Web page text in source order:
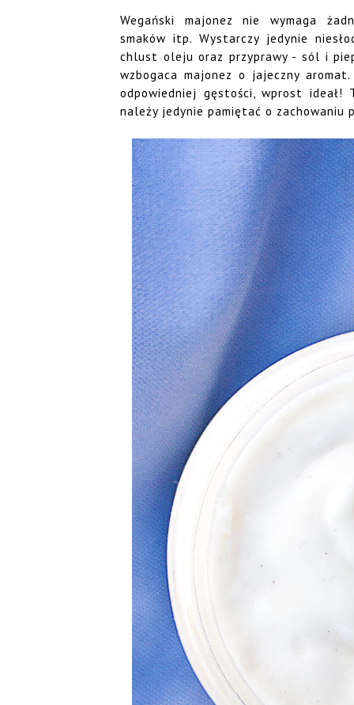
Wegański majonez nie wymaga
smaków itp. Wystarczy jedynie
chlust oleju oraz przyprawy - sól i
wzbogaca majonez o jajeczny
odpowiedniej gęstości, wprost
należy jedynie pamiętać o zachowaniu